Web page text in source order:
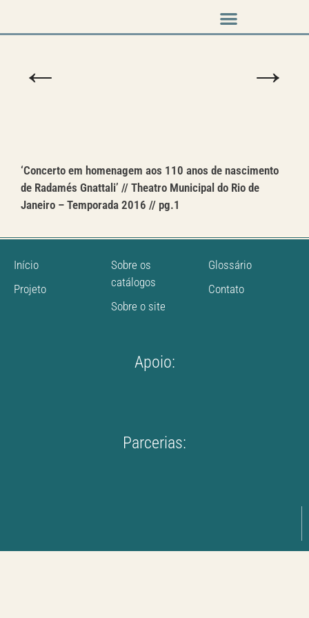
← →
‘Concerto em homenagem aos 110 anos de nascimento
de Radamés Gnattali’ // Theatro Municipal do Rio de
Janeiro – Temporada 2016 // pg.1
Início
Projeto
Sobre os
catálogos
Sobre o site
Glossário
Contato
Apoio:
Parcerias: